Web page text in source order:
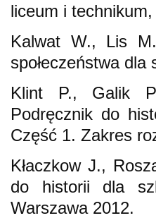
liceum i
Kalwat W., Lis
społeczeństwa dla
Klint P., Galik
Podręcznik do
Część 1. Zakres
Kłaczkow J.,
do historii dla
Warszawa 2012.